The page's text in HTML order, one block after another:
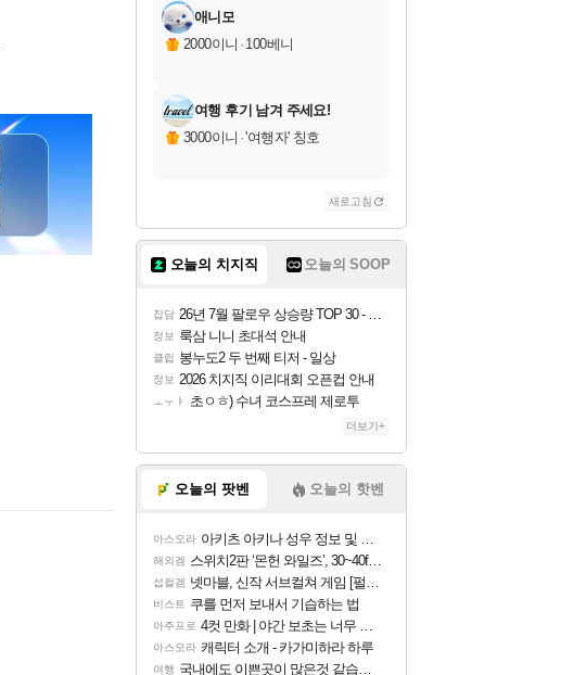
당첨되셨습니다.
당첨되셨습니다.
당첨되셨습니다.
당첨되셨습니다.
에디션 (스팀코드)
당첨되셨습니다.
당첨되셨습니다.
당첨되셨습니다.
당첨되셨습니다.
애니모
2000이니 · 100베니
여행 후기 남겨 주세요!
3000이니 ·'여행자' 칭호
새로고침
오늘의 치지직 오늘의 SOOP
잡담 26년 7월 팔로우 상승량 TOP 30 - 월간 치지직
정보 룩삼 니니 초대석 안내
클립 봉누도2 두 번째 티저 - 일상
정보 2026 치지직 이리대회 오픈컵 안내
ㅗㅜㅑ 초ㅇㅎ) 수녀 코스프레 제로투
더보기+
오늘의 팟벤 오늘의 핫벤
아스오라 아키츠 아키나 성우 정보 및 주요 필모
해외겜 스위치2판 ‘몬헌 와일즈’, 30~40fps 목표 추정
섭컬겜 넷마블, 신작 서브컬쳐 게임 [펄 인 블루] 티저 사이트 오픈
비스트 쿠를 먼저 보내서 기습하는 법
아주프로 4컷 만화 | 야간 보초는 너무 힘들어
아스오라 캐릭터 소개 - 카가미하라 하루
여행 국내에도 이쁜곳이 많은것 같습니다